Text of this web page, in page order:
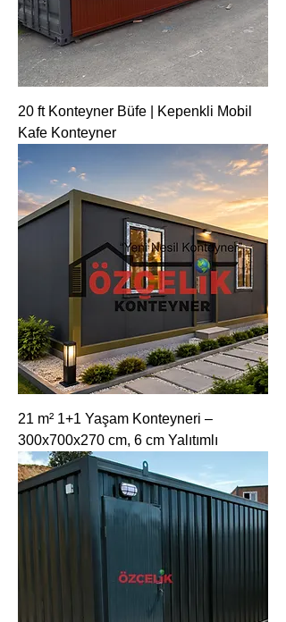
20 ft Konteyner Büfe | Kepenkli Mobil
Kafe Konteyner
21 m² 1+1 Yaşam Konteyneri –
300x700x270 cm, 6 cm Yalıtımlı